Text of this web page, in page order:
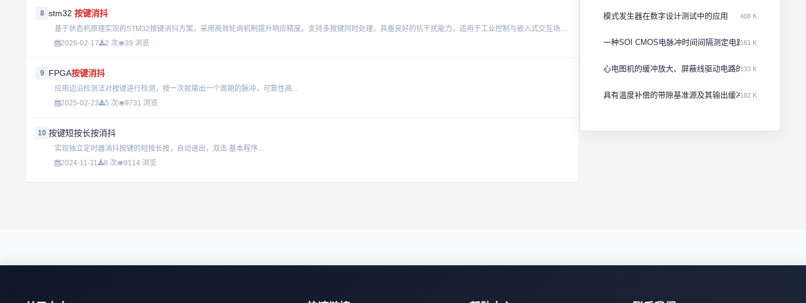
8 stm32 按键消抖
基于状态机原理实现的STM32按键消抖方案，采用高效轮询机制提升响应精度。支持多按键同时处理，具备良好的抗干扰能力，适用于工业控制与嵌入式交互场景。...
2026-02-17
2 次 39 浏览
9 FPGA按键消抖
应用边沿检测法对按键进行检测，按一次就输出一个周期的脉冲，可靠性高...
2025-02-23
5 次 9731 浏览
10 按键短按长按消抖
实现独立定时器消抖按键的短按长按，自动退出，双击 基本程序...
2024-11-11
8 次 9114 浏览
模式发生器在数字设计测试中的应用 408 K
一种SOI CMOS电脉冲时间间隔测定电路的研制
161 K
心电图机的缓冲放大、屏蔽线驱动电路的设计
133 K
具有温度补偿的带隙基准源及其输出缓冲器
182 K